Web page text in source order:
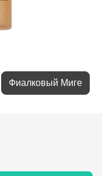
Фиалковый Миге